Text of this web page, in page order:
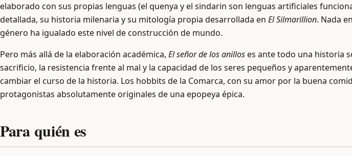
elaborado con sus propias lenguas (el quenya y el sindarin son lenguas artificiales
detallada, su historia milenaria y su mitología propia desarrollada en El Silmarillion. Nada
género ha igualado este nivel de construcción de mundo.
Pero más allá de la elaboración académica, El señor de los anilloses ante todo una historia
sacrificio, la resistencia frente al mal y la capacidad de los seres pequeños y
cambiar el curso de la historia. Los hobbits de la Comarca, con su amor por la buena
protagonistas absolutamente originales de una epopeya épica.
Para quién es